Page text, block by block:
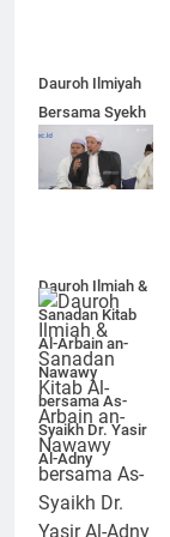
Dauroh Ilmiyah
Bersama Syekh
Yasir Al-Adny
Dauroh Ilmiah &
Sanadan Kitab
Al-Arbain an-
Nawawy
bersama As-
Syaikh Dr. Yasir
Al-Adny